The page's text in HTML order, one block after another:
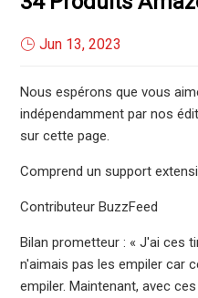
Jun 13, 2023
Nous espérons que vous
indépendamment par nos
sur cette page.
Comprend un support
Contributeur BuzzFeed
Bilan prometteur : « J'ai ces
n'aimais pas les empiler car
empiler. Maintenant, avec